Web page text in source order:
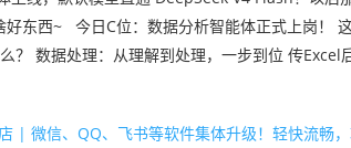
东西~ 今日C位：数据分析智能体正式上岗！
数据处理：从理解到处理，一步到位 传Excel